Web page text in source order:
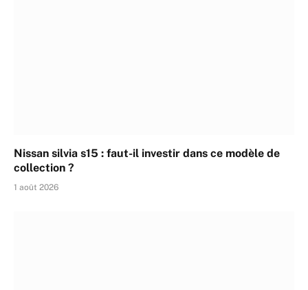
Nissan silvia s15 : faut-il investir dans ce modèle de
collection ?
1 août 2026